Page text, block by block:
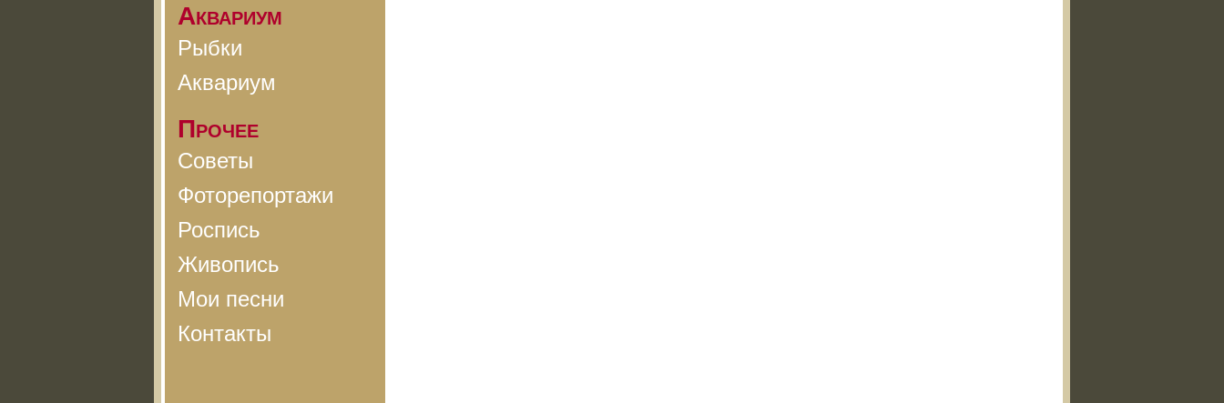
Аквариум
Рыбки
Аквариум
Прочее
Советы
Фоторепортажи
Роспись
Живопись
Мои песни
Контакты